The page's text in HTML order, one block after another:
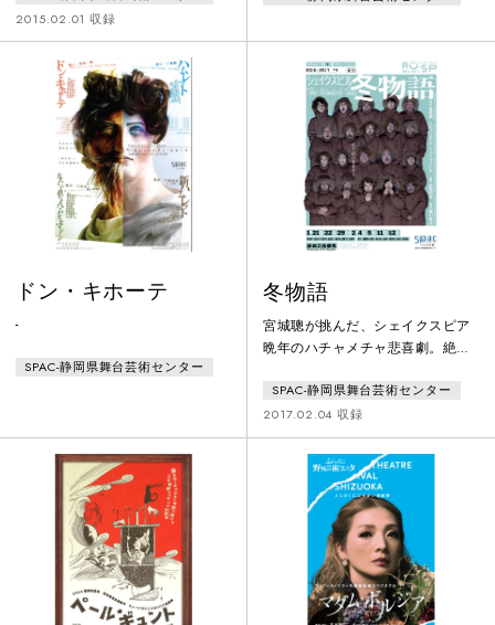
現。等身大の人形を駆使し、変幻
自在の劇世界を追求した作品。詩
人、童話作家として有名な宮沢賢
治は、地質学や土壌学の専門家で
もあり、貧困を極めていた当時の
農民と生活をともにし、収穫量を
改善しようと奮闘した。『グスコ
ーブドリの伝記』は、そんな賢治
の人生が反映された物語。「人間
は自然とどう
2015.02.01 収録
オリヴィエ・ピィが戯曲化。演出
は、アヴィニョン演劇祭への招へ
いなど国内外で活躍する宮城聰。
珠玉の言葉、俳優の歌と演奏、折
り紙のような美しい美術と衣裳、
奇跡のハッピーエンド……出演
は、宮城が芸術総監督をつとめる
劇場所属の劇団SPAC（静岡県舞台
芸術セン
ドン・キホーテ
-
SPAC-静岡県舞台芸術センター
冬物語
宮城聰が挑んだ、シェイクスピア
晩年のハチャメチャ悲喜劇。絶望
る！幸福なシチリア王は、ある
日、美しい妃と親友のボヘミア王
の様子に、突如として浮気を疑い
始める。不条理なまでの嫉妬から
妃を責め立てる王。それを見た王
子はショック死し、妃も後を追う
ように息を引き取り…。大切な人
を失いようやく過ちに気づいた王
は、悲しみと後悔にあけくれる。
しかし16年後、すべての苦悩が癒
される奇跡
SPAC-静岡県舞台芸術センター
2017.02.04 収録